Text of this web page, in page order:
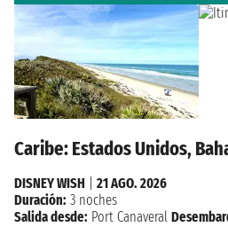
Caribe: Estados Unidos,
DISNEY WISH
21 AGO. 2026
Duración: 3 noches
Salida desde: Port Canaveral